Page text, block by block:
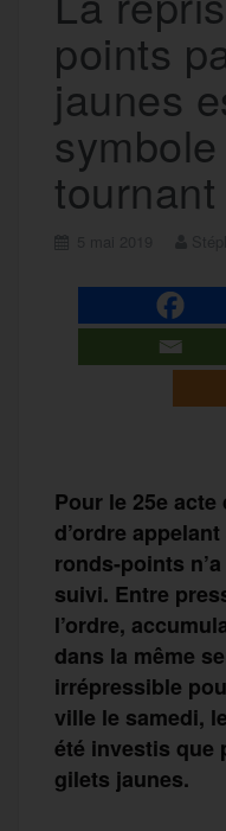
points
jaunes
symbole
tournant
Pour le 25e
d’ordre
ronds-points
suivi. Entre
l’ordre,
dans la même
irrépressible
ville le samedi,
été investis que
gilets jaunes.